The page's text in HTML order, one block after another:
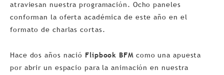
atraviesan nuestra programación. Ocho paneles
conforman la oferta académica de este año en el
formato de charlas cortas.
Hace dos años nació Flipbook BFM como una apuesta
por abrir un espacio para la animación en nuestra